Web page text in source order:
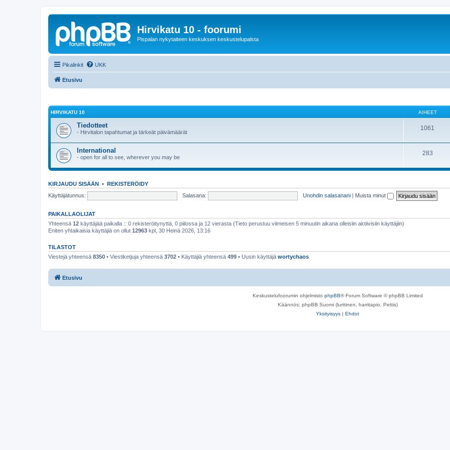
Hirvikatu 10 - foorumi
Pispalan nykytaiteen keskuksen keskustelupalsta
Pikalinkit UKK
Etusivu
HIRVIKATU 10 AIHEET
Tiedotteet
- Hirvitalon tapahtumat ja tärkeät päivämäärät
1061
International
- open for all to see, wherever you may be
283
KIRJAUDU SISÄÄN • REKISTERÖIDY
Käyttäjätunnus:
Salasana: Unohdin salasanani | Muista minut
PAIKALLAOLIJAT
Yhteensä 12 käyttäjää paikalla :: 0 rekisteröitynyttä, 0 piilossa ja 12 vierasta (Tieto perustuu viimeisen 5 minuutin aikana olleisiin aktiivisiin käyttäjiin)
Eniten yhtaikaisia käyttäjiä on ollut 12963 kpl, 30 Heinä 2026, 13:16
TILASTOT
Viestejä yhteensä 8350 • Viestiketjuja yhteensä 3702 • Käyttäjiä yhteensä 499 • Uusin käyttäjä wortychaos
Etusivu
Keskustelufoorumin ohjelmisto phpBB® Forum Software © phpBB Limited
Käännös: phpBB Suomi (lurttinen, harritapio, Pettis)
Yksityisyys | Ehdot